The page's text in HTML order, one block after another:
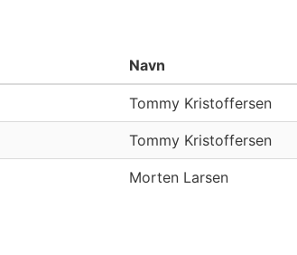
Navn
Tommy Kristoffersen
Tommy Kristoffersen
Morten Larsen